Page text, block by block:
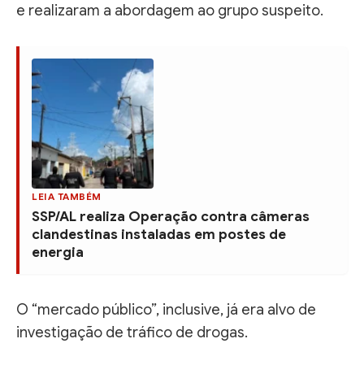
e realizaram a abordagem ao grupo suspeito.
LEIA TAMBÉM
SSP/AL realiza Operação contra câmeras
clandestinas instaladas em postes de
energia
O “mercado público”, inclusive, já era alvo de
investigação de tráfico de drogas.